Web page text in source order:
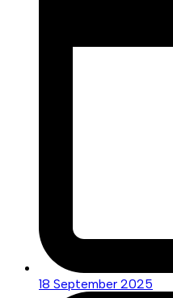
18 September 2025